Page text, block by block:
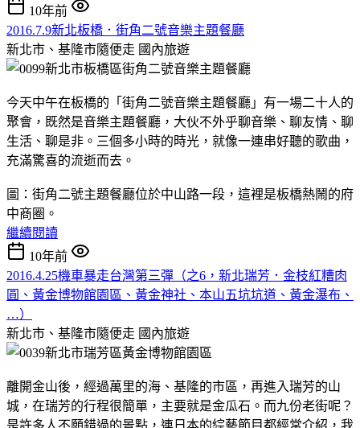
10年前
2016.7.9新北板橋．街角二號音樂主題餐廳
新北市、基隆市隨便走 國內旅遊
今天中午在板橋的「街角二號音樂主題餐廳」有一場二十人的
聚會，既然是音樂主題餐廳，大伙不外乎聊音樂、聊友情、聊
生活、聊是非。三個多小時的時光，就像一連串好聽的歌曲，
充滿驚喜的流逝而去。
圖：街角二號主題餐廳位於中山路一段，這裡是板橋熱鬧的府
中商圈。
繼續閱讀
10年前
2016.4.25機車暴走台灣第三彈（之6，新北瑞芳．金枝紅糟肉
圓、黃金博物館園區、黃金神社、本山五坑坑道、黃金瀑布、
…）
新北市、基隆市隨便走 國內旅遊
離開金山後，經過萬里的海、基隆的市區，再進入瑞芳的山
城，在瑞芳的行程很簡單，主要就是金瓜石。而九份老街呢？
是許多人不願錯過的景點，連日本的綜藝節目都經常介紹，我